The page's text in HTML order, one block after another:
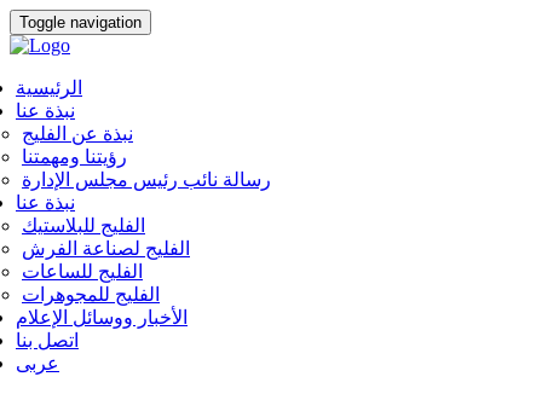
Toggle navigation
الرئيسية
نبذة عنا
نبذة عن الفليج
رؤيتنا ومهمتنا
رسالة نائب رئيس مجلس الإدارة
نبذة عنا
الفليج للبلاستيك
الفليج لصناعة الفرش
الفليج للساعات
الفليج للمجوهرات
الأخبار ووسائل الإعلام
اتصل بنا
عربى